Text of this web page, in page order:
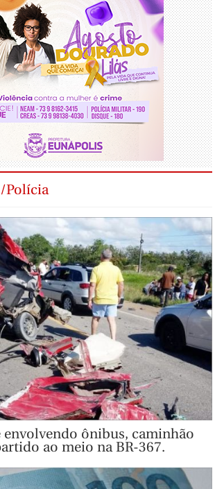
Polícia
envolvendo ônibus, caminhão
ao meio na BR-367.